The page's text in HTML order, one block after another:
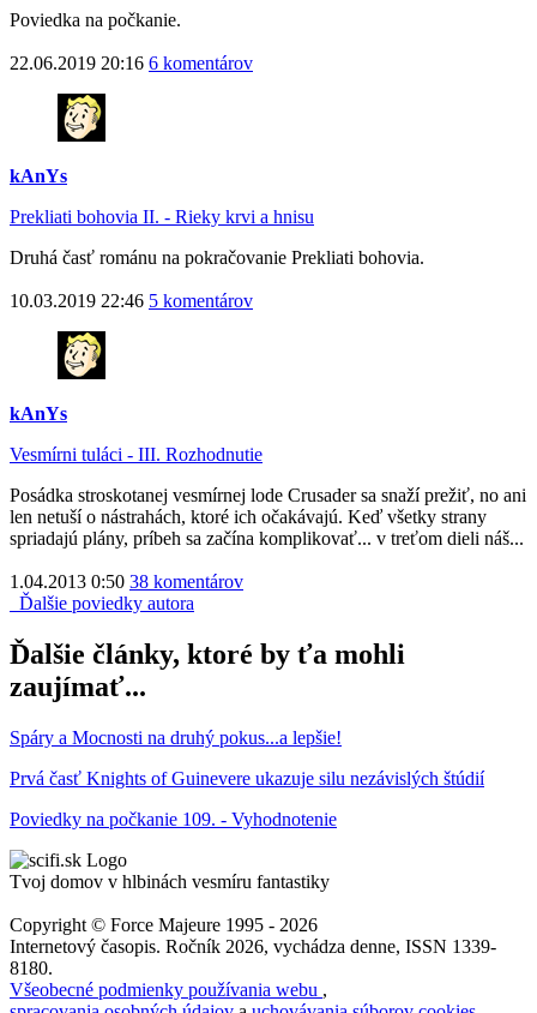
Poviedka na počkanie.
22.06.2019 20:16 6 komentárov
kAnYs
Prekliati bohovia II. - Rieky krvi a hnisu
Druhá časť románu na pokračovanie Prekliati bohovia.
10.03.2019 22:46 5 komentárov
kAnYs
Vesmírni tuláci - III. Rozhodnutie
Posádka stroskotanej vesmírnej lode Crusader sa snaží prežiť, no ani
len netuší o nástrahách, ktoré ich očakávajú. Keď všetky strany
spriadajú plány, príbeh sa začína komplikovať... v treťom dieli náš...
1.04.2013 0:50 38 komentárov
Ďalšie poviedky autora
Ďalšie články, ktoré by ťa mohli
zaujímať...
Spáry a Mocnosti na druhý pokus...a lepšie!
Prvá časť Knights of Guinevere ukazuje silu nezávislých štúdií
Poviedky na počkanie 109. - Vyhodnotenie
Tvoj domov v hlbinách vesmíru fantastiky
Copyright © Force Majeure 1995 - 2026
Internetový časopis. Ročník 2026, vychádza denne, ISSN 1339-
8180.
Všeobecné podmienky používania webu ,